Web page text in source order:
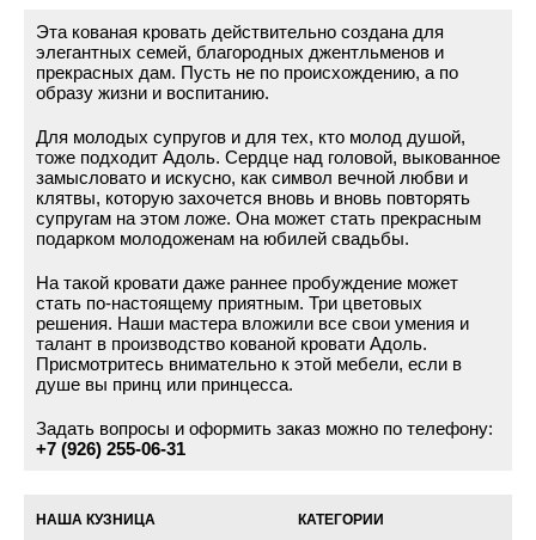
Эта кованая кровать действительно создана для
элегантных семей, благородных джентльменов и
прекрасных дам. Пусть не по происхождению, а по
образу жизни и воспитанию.
Для молодых супругов и для тех, кто молод душой,
тоже подходит Адоль. Сердце над головой, выкованное
замысловато и искусно, как символ вечной любви и
клятвы, которую захочется вновь и вновь повторять
супругам на этом ложе. Она может стать прекрасным
подарком молодоженам на юбилей свадьбы.
На такой кровати даже раннее пробуждение может
стать по-настоящему приятным. Три цветовых
решения. Наши мастера вложили все свои умения и
талант в производство кованой кровати Адоль.
Присмотритесь внимательно к этой мебели, если в
душе вы принц или принцесса.
Задать вопросы и оформить заказ можно по телефону:
+7 (926) 255-06-31
НАША КУЗНИЦА КАТЕГОРИИ